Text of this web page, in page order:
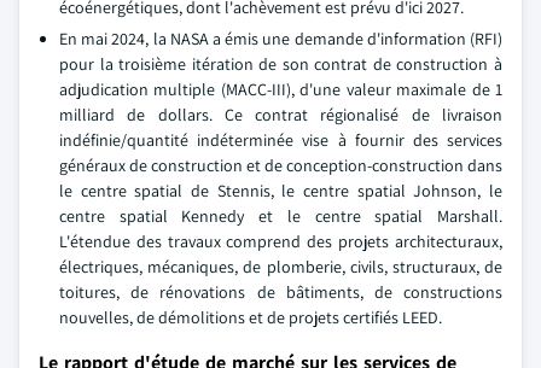
écoénergétiques, dont l'achèvement est prévu d'ici 2027.
En mai 2024, la NASA a émis une demande d'information (RFI)
pour la troisième itération de son contrat de construction à
adjudication multiple (MACC-III), d'une valeur maximale de 1
milliard de dollars. Ce contrat régionalisé de livraison
indéfinie/quantité indéterminée vise à fournir des services
généraux de construction et de conception-construction dans
le centre spatial de Stennis, le centre spatial Johnson, le
centre spatial Kennedy et le centre spatial Marshall.
L'étendue des travaux comprend des projets architecturaux,
électriques, mécaniques, de plomberie, civils, structuraux, de
toitures, de rénovations de bâtiments, de constructions
nouvelles, de démolitions et de projets certifiés LEED.
Le rapport d'étude de marché sur les services de